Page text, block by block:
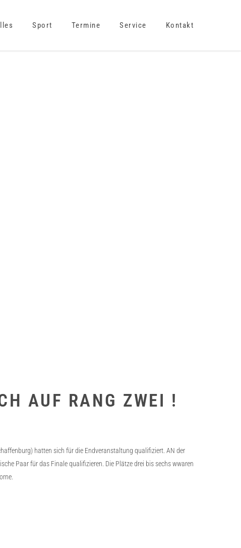
Sport Termine Service Kontakt
AUF RANG ZWEI !
hatten sich für die Endveranstaltung qualifiziert. AN der
Paar für das Finale qualifizieren. Die Plätze drei bis sechs wwaren